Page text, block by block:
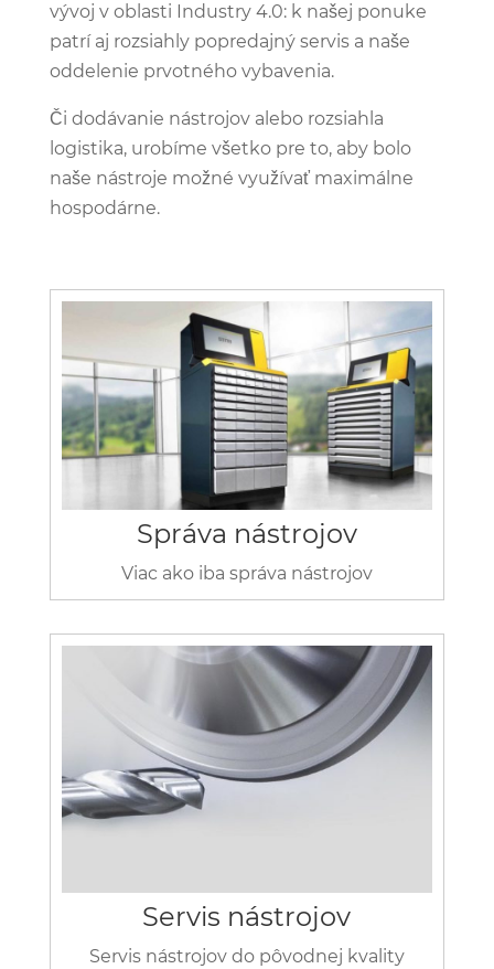
vývoj v oblasti Industry 4.0: k našej ponuke
patrí aj rozsiahly popredajný servis a naše
oddelenie prvotného vybavenia.
Či dodávanie nástrojov alebo rozsiahla
logistika, urobíme všetko pre to, aby bolo
naše nástroje možné využívať maximálne
hospodárne.
Správa nástrojov
Viac ako iba správa nástrojov
Servis nástrojov
Servis nástrojov do pôvodnej kvality